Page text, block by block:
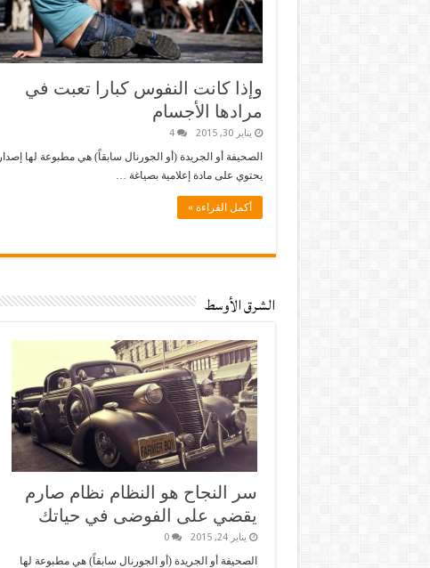
وإذا كانت النفوس كبارا تعبت في
مرادها الأجسام
يناير 30, 2015 4
الصحيفة أو الجريدة (أو الجورنال سابقاً) هي مطبوعة لها إصدار
يحتوي على مادة إعلامية بصياغة …
أكمل القراءة »
الشرق الأوسط
سر النجاح هو النظام نظام صارم
يقضي على الفوضى في حياتك
يناير 24, 2015 0
الصحيفة أو الجريدة (أو الجورنال سابقاً) هي مطبوعة لها